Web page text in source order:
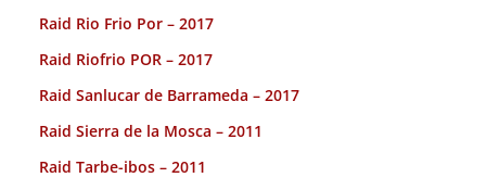
Raid Rio Frio Por – 2017
Raid Riofrio POR – 2017
Raid Sanlucar de Barrameda – 2017
Raid Sierra de la Mosca – 2011
Raid Tarbe-ibos – 2011